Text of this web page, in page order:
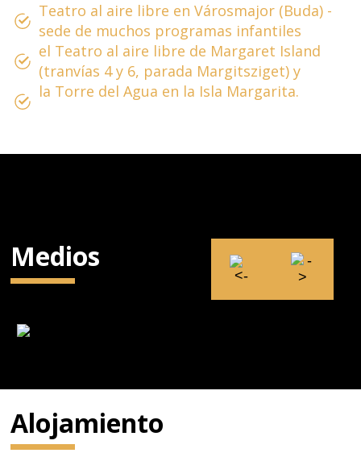
Teatro al aire libre en Városmajor (Buda) -
sede de muchos programas infantiles
el Teatro al aire libre de Margaret Island
(tranvías 4 y 6, parada Margitsziget) y
la Torre del Agua en la Isla Margarita.
Medios
Alojamiento